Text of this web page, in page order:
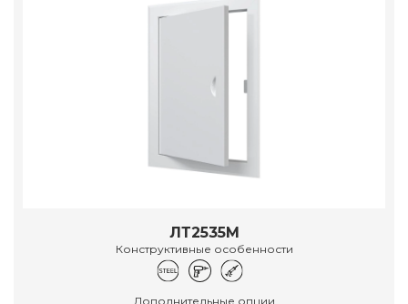
ЛТ2535М
Конструктивные особенности
Дополнительные опции